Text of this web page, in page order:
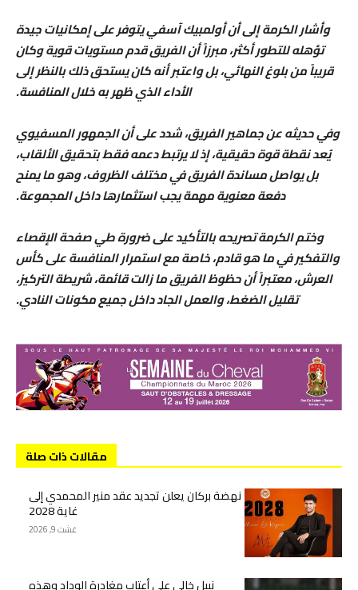
وأشار الكرمة إلى أن أولمبيك آسفي يتوفر على إمكانيات جيدة
تؤهله للتطور أكثر، مبرزاً أن الفريق قدم مستويات قوية وكان
قريباً من بلوغ النهائي، بل واعتبر أنه كان يستحق ذلك بالنظر إلى
الأداء الذي ظهر به خلال المنافسة.
وفي حديثه عن جماهير الفريق، شدد على أن الجمهور المسفيوي
يُعد نقطة قوة حقيقية، إذ لا يرتبط دعمه فقط بتحقيق الألقاب،
بل يواصل مساندة الفريق في مختلف الظروف، وهو ما يمنح
دفعة معنوية مهمة يجب استثمارها داخل المجموعة.
وختم الكرمة تصريحه بالتأكيد على ضرورة طي صفحة الإقصاء
والتفكير في ما هو قادم، خاصة مع استمرار المنافسة على كأس
العرش، معتبراً أن حظوظ الفريق ما زالت قائمة، شريطة التركيز،
تقليل الضغط، والعمل الجاد داخل جميع مكونات النادي.
مقالات ذات صلة
نهضة بركان يعلن تجديد عقد منير المحمدي إلى
غاية 2028
غشت 9, 2026
نبيل خالي على أعتاب مغادرة الوداد وهذه